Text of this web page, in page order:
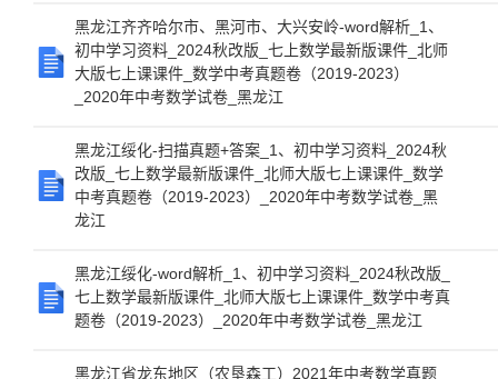
黑龙江齐齐哈尔市、黑河市、大兴安岭-word解析_1、
初中学习资料_2024秋改版_七上数学最新版课件_北师
大版七上课课件_数学中考真题卷（2019-2023）
_2020年中考数学试卷_黑龙江
黑龙江绥化-扫描真题+答案_1、初中学习资料_2024秋
改版_七上数学最新版课件_北师大版七上课课件_数学
中考真题卷（2019-2023）_2020年中考数学试卷_黑
龙江
黑龙江绥化-word解析_1、初中学习资料_2024秋改版_
七上数学最新版课件_北师大版七上课课件_数学中考真
题卷（2019-2023）_2020年中考数学试卷_黑龙江
黑龙江省龙东地区（农垦森工）2021年中考数学真题